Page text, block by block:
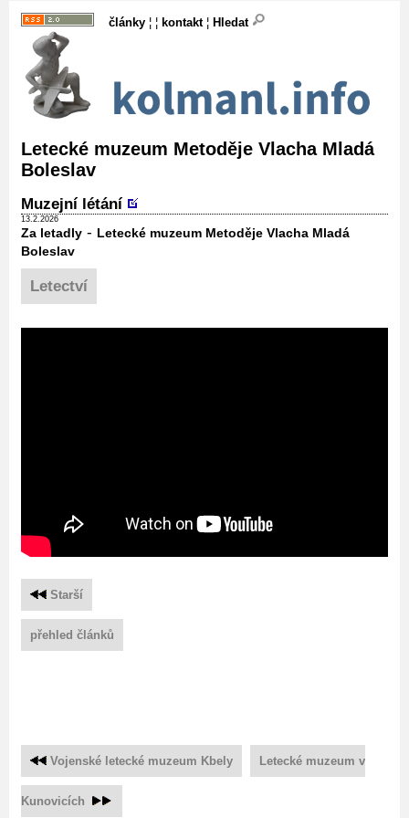
články ¦ ¦ kontakt¦ Hledat
Letecké muzeum Metoděje Vlacha Mladá
Boleslav
Muzejní létání
13.2.2026
Za letadly - Letecké muzeum Metoděje Vlacha Mladá
Boleslav
Letectví
Starší
přehled článků
Vojenské letecké muzeum Kbely Letecké muzeum v
Kunovicích